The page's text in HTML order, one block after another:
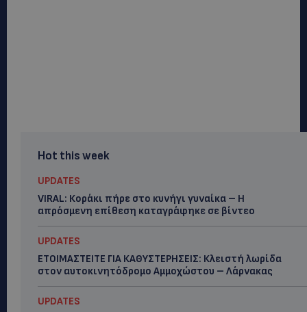
Hot this week
UPDATES
VIRAL: Κοράκι πήρε στο κυνήγι γυναίκα – Η
απρόσμενη επίθεση καταγράφηκε σε βίντεο
UPDATES
ΕΤΟΙΜΑΣΤΕΙΤΕ ΓΙΑ ΚΑΘΥΣΤΕΡΗΣΕΙΣ: Κλειστή λωρίδα
στον αυτοκινητόδρομο Αμμοχώστου – Λάρνακας
UPDATES